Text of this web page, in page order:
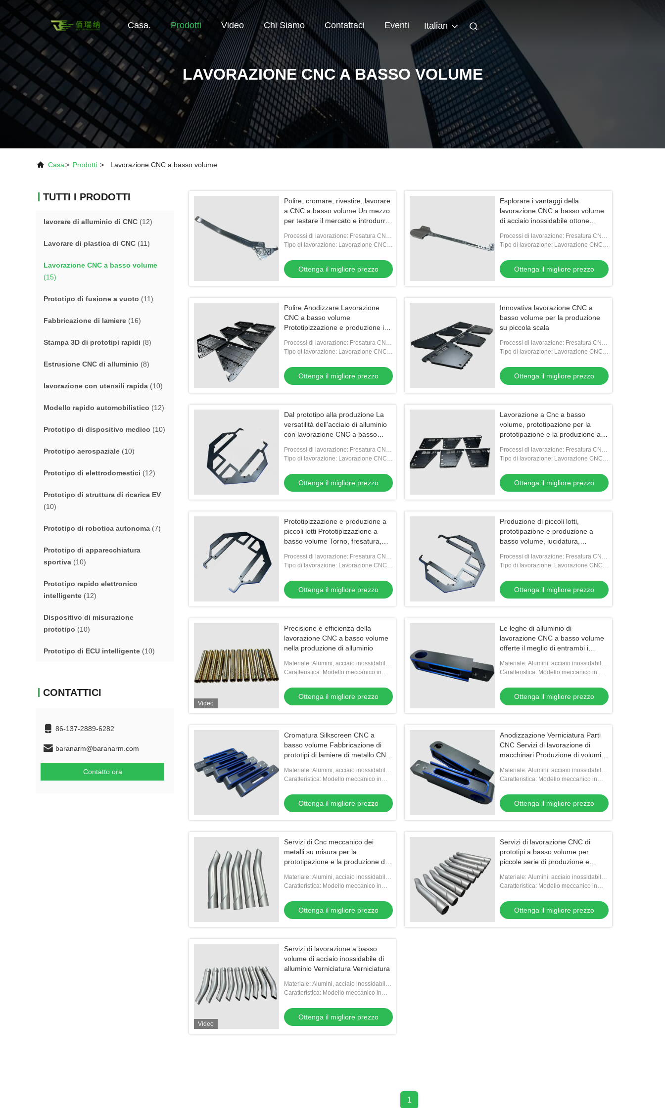
Casa. Prodotti Video Chi Siamo Contattaci Eventi Italian
LAVORAZIONE CNC A BASSO VOLUME
Casa> Prodotti > Lavorazione CNC a basso volume
TUTTI I PRODOTTI
lavorare di alluminio di CNC (12)
Lavorare di plastica di CNC (11)
Lavorazione CNC a basso volume
(15)
Prototipo di fusione a vuoto (11)
Fabbricazione di lamiere (16)
Stampa 3D di prototipi rapidi (8)
Estrusione CNC di alluminio (8)
lavorazione con utensili rapida (10)
Modello rapido automobilistico (12)
Prototipo di dispositivo medico (10)
Prototipo aerospaziale (10)
Prototipo di elettrodomestici (12)
Prototipo di struttura di ricarica EV
(10)
Prototipo di robotica autonoma (7)
Prototipo di apparecchiatura
sportiva (10)
Prototipo rapido elettronico
intelligente (12)
Dispositivo di misurazione
prototipo (10)
Prototipo di ECU intelligente (10)
CONTATTICI
86-137-2889-6282
baranarm@baranarm.com
Contatto ora
Polire, cromare, rivestire, lavorare
a CNC a basso volume Un mezzo
per testare il mercato e introdurre
Processi di lavorazione: Fresatura CNC,
tornitura CNC, perforazione, tappatura,
Tipo di lavorazione: Lavorazione CNC a
Ottenga il migliore prezzo
Esplorare i vantaggi della
lavorazione CNC a basso volume
di acciaio inossidabile ottone
Processi di lavorazione: Fresatura CNC,
tornitura CNC, perforazione, tappatura,
Tipo di lavorazione: Lavorazione CNC a
Ottenga il migliore prezzo
Polire Anodizzare Lavorazione
CNC a basso volume
Prototipizzazione e produzione in
Processi di lavorazione: Fresatura CNC,
tornitura CNC, perforazione, tappatura,
Tipo di lavorazione: Lavorazione CNC a
Ottenga il migliore prezzo
Innovativa lavorazione CNC a
basso volume per la produzione
su piccola scala
Processi di lavorazione: Fresatura CNC,
tornitura CNC, perforazione, tappatura,
Tipo di lavorazione: Lavorazione CNC a
Ottenga il migliore prezzo
Dal prototipo alla produzione La
versatilità dell'acciaio di alluminio
con lavorazione CNC a basso
Processi di lavorazione: Fresatura CNC,
tornitura CNC, perforazione, tappatura,
Tipo di lavorazione: Lavorazione CNC a
Ottenga il migliore prezzo
Lavorazione a Cnc a basso
volume, prototipazione per la
prototipazione e la produzione a
Processi di lavorazione: Fresatura CNC,
tornitura CNC, perforazione, tappatura,
Tipo di lavorazione: Lavorazione CNC a
Ottenga il migliore prezzo
Prototipizzazione e produzione a
piccoli lotti Prototipizzazione a
basso volume Torno, fresatura,
Processi di lavorazione: Fresatura CNC,
tornitura CNC, perforazione, tappatura,
Tipo di lavorazione: Lavorazione CNC a
Ottenga il migliore prezzo
Produzione di piccoli lotti,
prototipazione e produzione a
basso volume, lucidatura,
Processi di lavorazione: Fresatura CNC,
tornitura CNC, perforazione, tappatura,
Tipo di lavorazione: Lavorazione CNC a
Ottenga il migliore prezzo
Video
Precisione e efficienza della
lavorazione CNC a basso volume
nella produzione di alluminio
Materiale: Alumini, acciaio inossidabile,
ottone, titanio, plastica
Caratteristica: Modello meccanico in
Ottenga il migliore prezzo
Le leghe di alluminio di
lavorazione CNC a basso volume
offerte il meglio di entrambi i
Materiale: Alumini, acciaio inossidabile,
ottone, titanio, plastica
Caratteristica: Modello meccanico in
Ottenga il migliore prezzo
Cromatura Silkscreen CNC a
basso volume Fabbricazione di
prototipi di lamiere di metallo CNC
Materiale: Alumini, acciaio inossidabile,
ottone, titanio, plastica
Caratteristica: Modello meccanico in
Ottenga il migliore prezzo
Anodizzazione Verniciatura Parti
CNC Servizi di lavorazione di
macchinari Produzione di volumi
Materiale: Alumini, acciaio inossidabile,
ottone, titanio, plastica
Caratteristica: Modello meccanico in
Ottenga il migliore prezzo
Servizi di Cnc meccanico dei
metalli su misura per la
prototipazione e la produzione di
Materiale: Alumini, acciaio inossidabile,
ottone, titanio, plastica
Caratteristica: Modello meccanico in
Ottenga il migliore prezzo
Servizi di lavorazione CNC di
prototipi a basso volume per
piccole serie di produzione e
Materiale: Alumini, acciaio inossidabile,
ottone, titanio, plastica
Caratteristica: Modello meccanico in
Ottenga il migliore prezzo
Video
Servizi di lavorazione a basso
volume di acciaio inossidabile di
alluminio Verniciatura Verniciatura
Materiale: Alumini, acciaio inossidabile,
ottone, titanio, plastica
Caratteristica: Modello meccanico in
Ottenga il migliore prezzo
1